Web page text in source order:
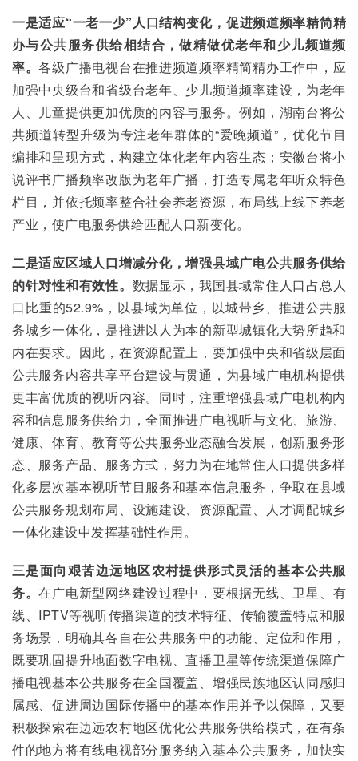
一是适应“一老一少”人口结构变化，促进频道频率精简精
办与公共服务供给相结合，做精做优老年和少儿频道频
率。各级广播电视台在推进频道频率精简精办工作中，应
加强中央级台和省级台老年、少儿频道频率建设，为老年
人、儿童提供更加优质的内容与服务。例如，湖南台将公
共频道转型升级为专注老年群体的“爱晚频道”，优化节目
编排和呈现方式，构建立体化老年内容生态；安徽台将小
说评书广播频率改版为老年广播，打造专属老年听众特色
栏目，并依托频率整合社会养老资源，布局线上线下养老
产业，使广电服务供给匹配人口新变化。
二是适应区域人口增减分化，增强县域广电公共服务供给
的针对性和有效性。 数据显示，我国县域常住人口占总人
口比重的52.9%，以县域为单位，以城带乡、推进公共服
务城乡一体化，是推进以人为本的新型城镇化大势所趋和
内在要求。因此，在资源配置上，要加强中央和省级层面
公共服务内容共享平台建设与贯通，为县域广电机构提供
更丰富优质的视听内容。同时，注重增强县域广电机构内
容和信息服务供给力，全面推进广电视听与文化、旅游、
健康、体育、教育等公共服务业态融合发展，创新服务形
态、服务产品、服务方式，努力为在地常住人口提供多样
化多层次基本视听节目服务和基本信息服务，争取在县域
公共服务规划布局、设施建设、资源配置、人才调配城乡
一体化建设中发挥基础性作用。
三是面向艰苦边远地区农村提供形式灵活的基本公共服
务。在广电新型网络建设过程中，要根据无线、卫星、有
线、IPTV等视听传播渠道的技术特征、传输覆盖特点和服
务场景，明确其各自在公共服务中的功能、定位和作用，
既要巩固提升地面数字电视、直播卫星等传统渠道保障广
播电视基本公共服务在全国覆盖、增强民族地区认同感归
属感、促进周边国际传播中的基本作用并予以保障，又要
积极探索在边远农村地区优化公共服务供给模式，在有条
件的地方将有线电视部分服务纳入基本公共服务，加快实